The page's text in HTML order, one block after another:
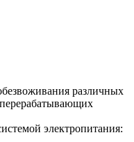
различных
электропитания: